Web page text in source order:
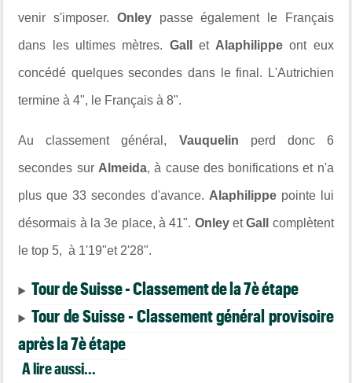
venir s'imposer. Onley passe également le Français
dans les ultimes mètres. Gall et Alaphilippeont eux
concédé quelques secondes dans le final. L'Autrichien
termine à 4", le Français à 8".
Au classement général, Vauquelin perd donc 6
secondes sur Almeida, à cause des bonifications et n'a
plus que 33 secondes d'avance. Alaphilippe pointe lui
désormais à la 3e place, à 41". Onley etGall complètent
le top 5, à 1'19"et 2'28".
Tour de Suisse - Classement de la 7è étape
Tour de Suisse - Classement général provisoire
après la 7è étape
A lire aussi...